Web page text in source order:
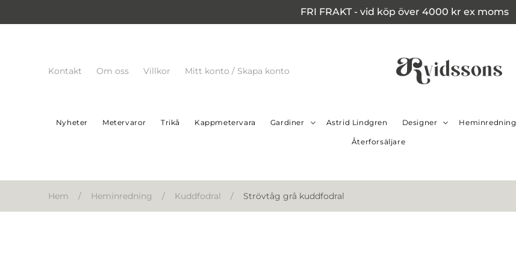
FRI FRAKT - vid köp över 4000 kr ex moms
Kontakt Om oss Villkor Mitt konto / Skapa konto
Nyheter Metervaror Trikå Kappmetervara Gardiner Astrid Lindgren Designer Heminredning
Återforsäljare
Hem / Heminredning / Kuddfodral / Strövtåg grå kuddfodral